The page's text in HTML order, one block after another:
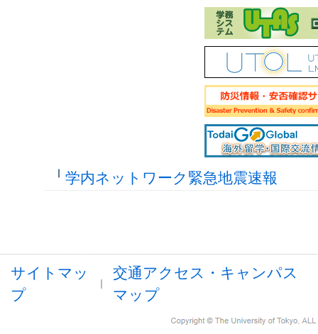
学内ネットワーク緊急地震速報
サイトマッ
プ
交通アクセス・キャンパス
マップ